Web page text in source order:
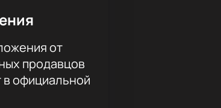
от
продавцов
официальной